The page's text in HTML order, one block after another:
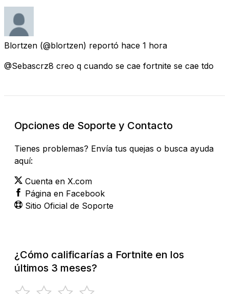
Blortzen (@blortzen) reportó hace 1 hora
@Sebascrz8 creo q cuando se cae fortnite se cae tdo
Opciones de Soporte y Contacto
Tienes problemas? Envía tus quejas o busca ayuda
aquí:
Cuenta en X.com
Página en Facebook
Sitio Oficial de Soporte
¿Cómo calificarías a Fortnite en los
últimos 3 meses?